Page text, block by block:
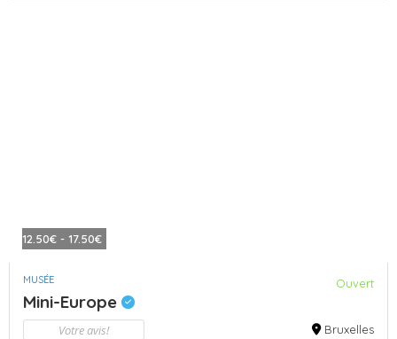
12.50€ - 17.50€
MUSÉE Ouvert
Mini-Europe
Votre avis! Bruxelles